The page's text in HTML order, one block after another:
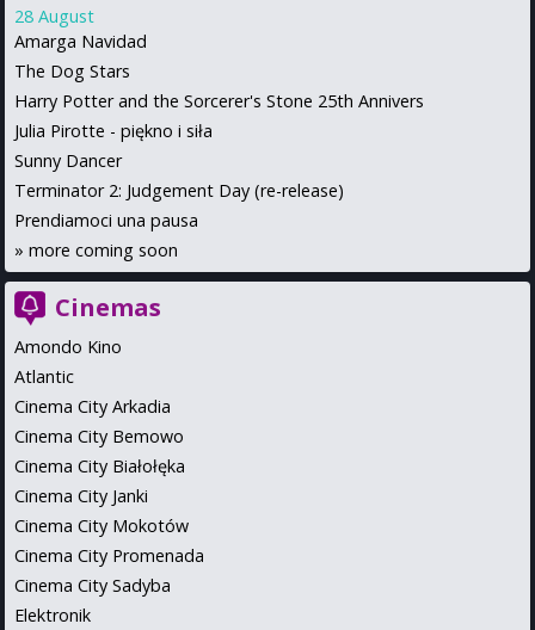
28 August
Amarga Navidad
The Dog Stars
Harry Potter and the Sorcerer's Stone 25th Annivers
Julia Pirotte - piękno i siła
Sunny Dancer
Terminator 2: Judgement Day (re-release)
Prendiamoci una pausa
» more coming soon
Cinemas
Amondo Kino
Atlantic
Cinema City Arkadia
Cinema City Bemowo
Cinema City Białołęka
Cinema City Janki
Cinema City Mokotów
Cinema City Promenada
Cinema City Sadyba
Elektronik